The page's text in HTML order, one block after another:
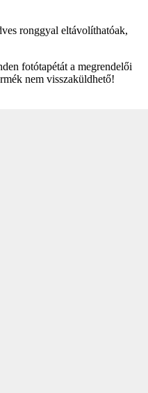
ronggyal eltávolíthatóak,
fotótapétát a megrendelői
nem visszaküldhető!